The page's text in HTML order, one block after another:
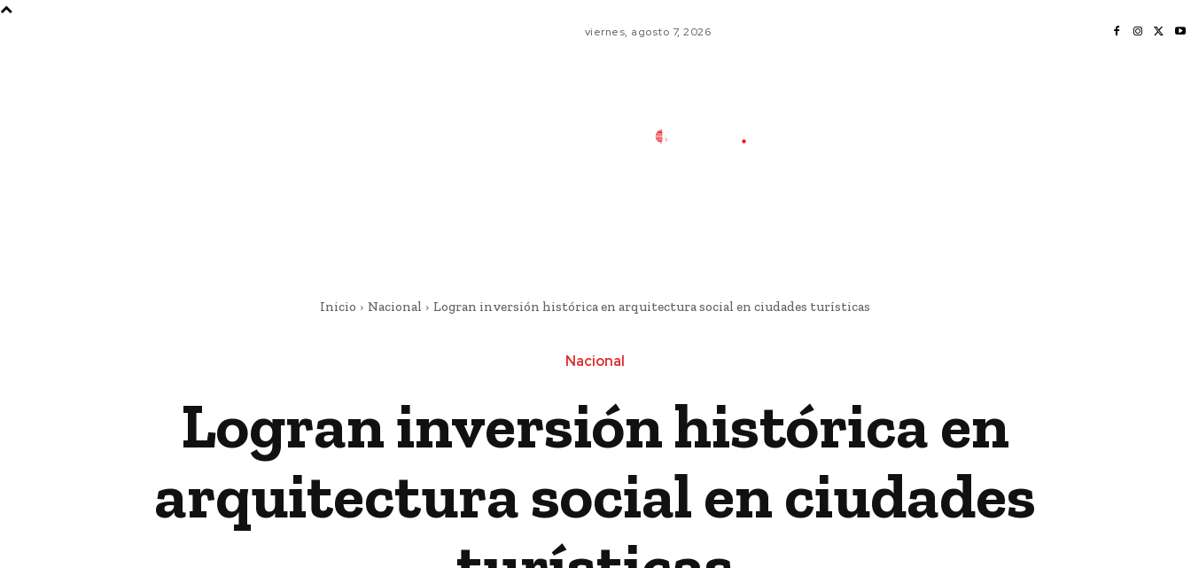
viernes, agosto 7, 2026
Inicio Nacional Logran inversión histórica en arquitectura social en ciudades turísticas
Nacional
Logran inversión histórica en
arquitectura social en ciudades